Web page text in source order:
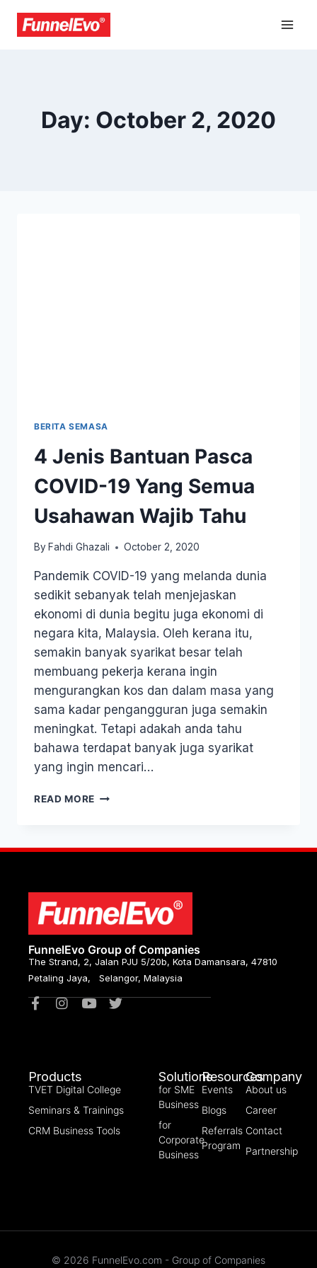
Day: October 2, 2020
BERITA SEMASA
4 Jenis Bantuan Pasca
COVID-19 Yang Semua
Usahawan Wajib Tahu
By Fahdi Ghazali October 2, 2020
Pandemik COVID-19 yang melanda dunia
sedikit sebanyak telah menjejaskan
ekonomi di dunia begitu juga ekonomi di
negara kita, Malaysia. Oleh kerana itu,
semakin banyak syarikat besar telah
membuang pekerja kerana ingin
mengurangkan kos dan dalam masa yang
sama kadar pengangguran juga semakin
meningkat. Tetapi adakah anda tahu
bahawa terdapat banyak juga syarikat
yang ingin mencari…
READ MORE
FunnelEvo Group of Companies
The Strand, 2, Jalan PJU 5/20b, Kota Damansara, 47810
Petaling Jaya, Selangor, Malaysia
Products
TVET Digital College
Seminars & Trainings
CRM Business Tools
Solutions
for SME
Business
for
Corporate
Business
Resources
Events
Blogs
Referrals
Program
Company
About us
Career
Contact
Partnership
© 2026 FunnelEvo.com - Group of Companies